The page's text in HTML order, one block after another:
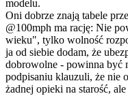
modelu.
Oni dobrze znają tabele
@100mph ma rację: Nie
wieku", tylko wolność
ja od siebie dodam, że
dobrowolne - powinna być
podpisaniu klauzuli, że nie
żadnej opieki na starość,